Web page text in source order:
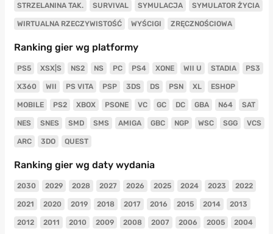
STRZELANINA TAK. SURVIVAL SYMULACJA SYMULATOR ŻYCIA
WIRTUALNA RZECZYWISTOŚĆ WYŚCIGI ZRĘCZNOŚCIOWA
Ranking gier wg platformy
PS5 XSX|S NS2 NS PC PS4 XONE WII U STADIA PS3
X360 WII PS VITA PSP 3DS DS PSN XL ESHOP
MOBILE PS2 XBOX PSONE VC GC DC GBA N64 SAT
NES SNES SMD SMS AMIGA GBC NGP WSC SGG VCS
ARC 3DO QUEST
Ranking gier wg daty wydania
2030 2029 2028 2027 2026 2025 2024 2023 2022
2021 2020 2019 2018 2017 2016 2015 2014 2013
2012 2011 2010 2009 2008 2007 2006 2005 2004